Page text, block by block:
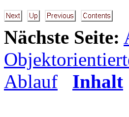
Nächste Seite:
Ablauf
Inhalt